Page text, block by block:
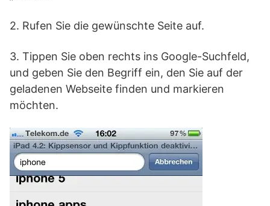
2. Rufen Sie die gewünschte Seite auf.
3. Tippen Sie oben rechts ins Google-Suchfeld,
und geben Sie den Begriff ein, den Sie auf der
geladenen Webseite finden und markieren
möchten.